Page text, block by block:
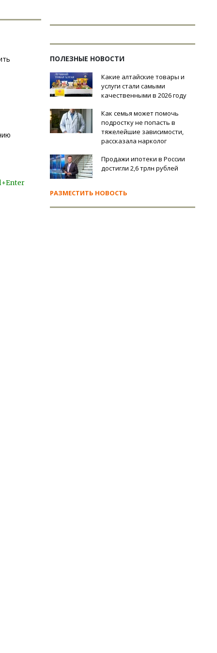
ПОЛЕЗНЫЕ НОВОСТИ
Какие алтайские товары и
услуги стали самыми
качественными в 2026 году
Как семья может помочь
подростку не попасть в
тяжелейшие зависимости,
рассказала нарколог
Продажи ипотеки в России
достигли 2,6 трлн рублей
РАЗМЕСТИТЬ НОВОСТЬ